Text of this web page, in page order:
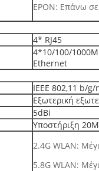
EPON: Επάνω
4* RJ45
4*10/100/
Ethernet
IEEE 802,11 b/g/
Εξωτερική
5dBi
Υποστήριξη
2.4G WLAN:
5.8G WLAN: